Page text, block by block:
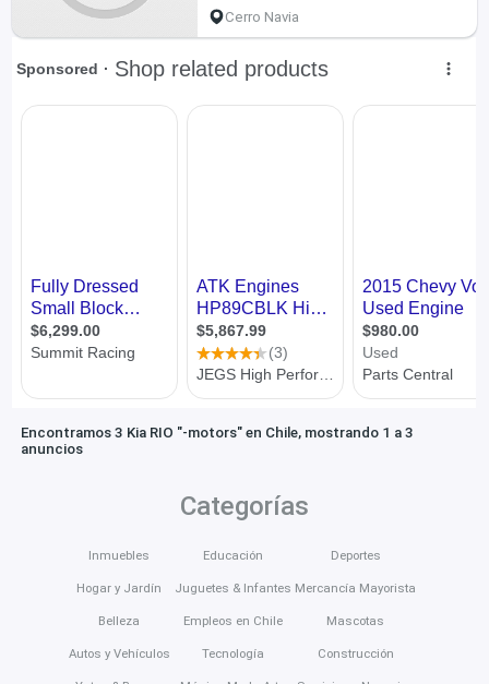
Cerro Navia
Encontramos 3 Kia RIO "-motors" en Chile, mostrando 1 a 3
anuncios
Categorías
Inmuebles
Hogar y Jardín
Belleza
Autos y Vehículos
Educación
Juguetes & Infantes
Empleos en Chile
Tecnología
Deportes
Mercancía Mayorista
Mascotas
Construcción